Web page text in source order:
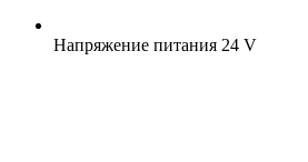
Напряжение питания 24 V